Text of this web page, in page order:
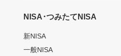
NISA･つみたてNISA
新NISA
一般NISA